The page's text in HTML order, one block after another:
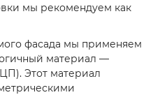
мы рекомендуем как
фасада мы применяем
материал —
Этот материал